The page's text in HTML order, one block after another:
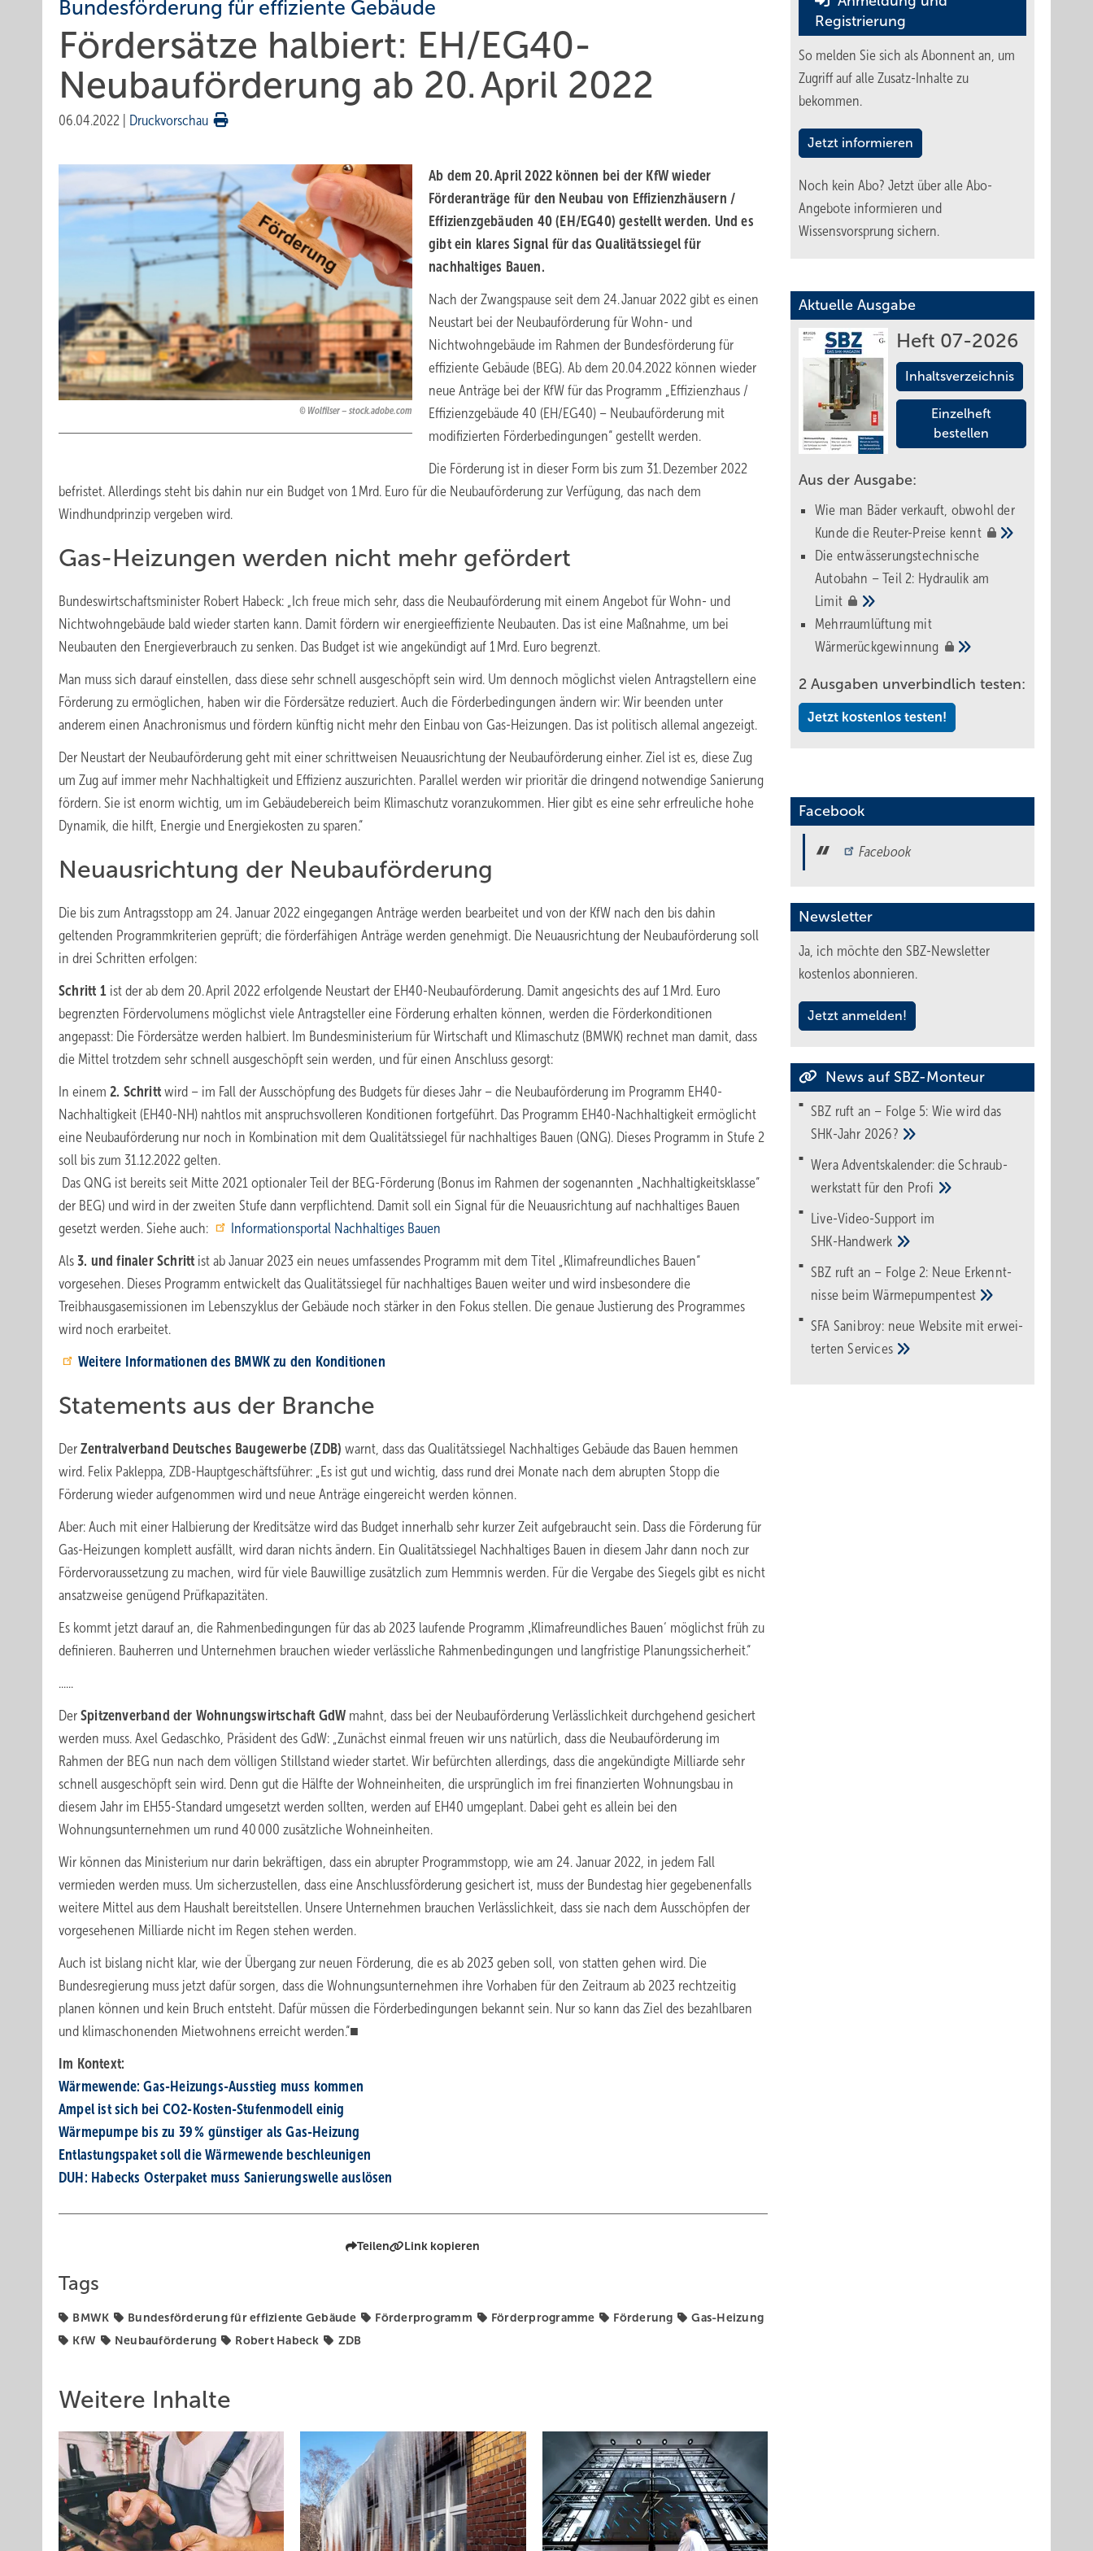
Bundesförderung für effiziente Gebäude
Fördersätze halbiert: EH/EG40-
Neubauförderung ab 20. April 2022
06.04.2022 Druckvorschau
Wolfilser – stock.adobe.com
Ab dem 20. April 2022 können bei der KfW wieder
Förderanträge für den Neubau von Effizienzhäusern /
Effizienzgebäuden 40 (EH/EG40) gestellt werden. Und es
gibt ein klares Signal für das Qualitätssiegel für
nachhaltiges Bauen.
Nach der Zwangspause seit dem 24. Januar 2022 gibt es einen
Neustart bei der Neubauförderung für Wohn- und
Nichtwohngebäude im Rahmen der Bundesförderung für
effiziente Gebäude (BEG). Ab dem 20.04.2022 können wieder
neue Anträge bei der KfW für das Programm „Effizienzhaus /
Effizienzgebäude 40 (EH/EG40) – Neubauförderung mit
modifizierten Förderbedingungen“ gestellt werden.
Die Förderung ist in dieser Form bis zum 31. Dezember 2022
befristet. Allerdings steht bis dahin nur ein Budget von 1 Mrd. Euro für die Neubauförderung zur Verfügung, das nach dem
Windhundprinzip vergeben wird.
Gas-Heizungen werden nicht mehr gefördert
Bundeswirtschaftsminister Robert Habeck: „Ich freue mich sehr, dass die Neubauförderung mit einem Angebot für Wohn- und
Nichtwohngebäude bald wieder starten kann. Damit fördern wir energieeffiziente Neubauten. Das ist eine Maßnahme, um bei
Neubauten den Energieverbrauch zu senken. Das Budget ist wie angekündigt auf 1 Mrd. Euro begrenzt.
Man muss sich darauf einstellen, dass diese sehr schnell ausgeschöpft sein wird. Um dennoch möglichst vielen Antragstellern eine
Förderung zu ermöglichen, haben wir die Fördersätze reduziert. Auch die Förderbedingungen ändern wir: Wir beenden unter
anderem einen Anachronismus und fördern künftig nicht mehr den Einbau von Gas-Heizungen. Das ist politisch allemal angezeigt.
Der Neustart der Neubauförderung geht mit einer schrittweisen Neuausrichtung der Neubauförderung einher. Ziel ist es, diese Zug
um Zug auf immer mehr Nachhaltigkeit und Effizienz auszurichten. Parallel werden wir prioritär die dringend notwendige Sanierung
fördern. Sie ist enorm wichtig, um im Gebäudebereich beim Klimaschutz voranzukommen. Hier gibt es eine sehr erfreuliche hohe
Dynamik, die hilft, Energie und Energiekosten zu sparen.“
Neuausrichtung der Neubauförderung
Die bis zum Antragsstopp am 24. Januar 2022 eingegangen Anträge werden bearbeitet und von der KfW nach den bis dahin
geltenden Programmkriterien geprüft; die förderfähigen Anträge werden genehmigt. Die Neuausrichtung der Neubauförderung soll
in drei Schritten erfolgen:
Schritt 1ist der ab dem 20. April 2022 erfolgende Neustart der EH40-Neubauförderung. Damit angesichts des auf 1 Mrd. Euro
begrenzten Fördervolumens möglichst viele Antragsteller eine Förderung erhalten können, werden die Förderkonditionen
angepasst: Die Fördersätze werden halbiert. Im Bundesministerium für Wirtschaft und Klimaschutz (BMWK) rechnet man damit, dass
die Mittel trotzdem sehr schnell ausgeschöpft sein werden, und für einen Anschluss gesorgt:
In einem 2. Schritt wird – im Fall der Ausschöpfung des Budgets für dieses Jahr – die Neubauförderung im Programm EH40-
Nachhaltigkeit (EH40-NH) nahtlos mit anspruchsvolleren Konditionen fortgeführt. Das Programm EH40-Nachhaltigkeit ermöglicht
eine Neubauförderung nur noch in Kombination mit dem Qualitätssiegel für nachhaltiges Bauen (QNG). Dieses Programm in Stufe 2
soll bis zum 31.12.2022 gelten.
Das QNG ist bereits seit Mitte 2021 optionaler Teil der BEG-Förderung (Bonus im Rahmen der sogenannten „Nachhaltigkeitsklasse“
der BEG) und wird in der zweiten Stufe dann verpflichtend. Damit soll ein Signal für die Neuausrichtung auf nachhaltiges Bauen
gesetzt werden. Siehe auch:
Informationsportal Nachhaltiges Bauen
Als 3. und finaler Schritt ist ab Januar 2023 ein neues umfassendes Programm mit dem Titel „Klimafreundliches Bauen“
vorgesehen. Dieses Programm entwickelt das Qualitätssiegel für nachhaltiges Bauen weiter und wird insbesondere die
Treibhausgasemissionen im Lebenszyklus der Gebäude noch stärker in den Fokus stellen. Die genaue Justierung des Programmes
wird noch erarbeitet.
Weitere Informationen des BMWK zu den Konditionen
Statements aus der Branche
Der Zentralverband Deutsches Baugewerbe (ZDB) warnt, dass das Qualitätssiegel Nachhaltiges Gebäude das Bauen hemmen
wird. Felix Pakleppa, ZDB-Hauptgeschäftsführer: „Es ist gut und wichtig, dass rund drei Monate nach dem abrupten Stopp die
Förderung wieder aufgenommen wird und neue Anträge eingereicht werden können.
Aber: Auch mit einer Halbierung der Kreditsätze wird das Budget innerhalb sehr kurzer Zeit aufgebraucht sein. Dass die Förderung für
Gas-Heizungen komplett ausfällt, wird daran nichts ändern. Ein Qualitätssiegel Nachhaltiges Bauen in diesem Jahr dann noch zur
Fördervoraussetzung zu machen, wird für viele Bauwillige zusätzlich zum Hemmnis werden. Für die Vergabe des Siegels gibt es nicht
ansatzweise genügend Prüfkapazitäten.
Es kommt jetzt darauf an, die Rahmenbedingungen für das ab 2023 laufende Programm ‚Klimafreundliches Bauen‘ möglichst früh zu
definieren. Bauherren und Unternehmen brauchen wieder verlässliche Rahmenbedingungen und langfristige Planungssicherheit.“
......
Der Spitzenverband der Wohnungswirtschaft GdW mahnt, dass bei der Neubauförderung Verlässlichkeit durchgehend gesichert
werden muss. Axel Gedaschko, Präsident des GdW: „Zunächst einmal freuen wir uns natürlich, dass die Neubauförderung im
Rahmen der BEG nun nach dem völligen Stillstand wieder startet. Wir befürchten allerdings, dass die angekündigte Milliarde sehr
schnell ausgeschöpft sein wird. Denn gut die Hälfte der Wohneinheiten, die ursprünglich im frei finanzierten Wohnungsbau in
diesem Jahr im EH55-Standard umgesetzt werden sollten, werden auf EH40 umgeplant. Dabei geht es allein bei den
Wohnungsunternehmen um rund 40 000 zusätzliche Wohneinheiten.
Wir können das Ministerium nur darin bekräftigen, dass ein abrupter Programmstopp, wie am 24. Januar 2022, in jedem Fall
vermieden werden muss. Um sicherzustellen, dass eine Anschlussförderung gesichert ist, muss der Bundestag hier gegebenenfalls
weitere Mittel aus dem Haushalt bereitstellen. Unsere Unternehmen brauchen Verlässlichkeit, dass sie nach dem Ausschöpfen der
vorgesehenen Milliarde nicht im Regen stehen werden.
Auch ist bislang nicht klar, wie der Übergang zur neuen Förderung, die es ab 2023 geben soll, von statten gehen wird. Die
Bundesregierung muss jetzt dafür sorgen, dass die Wohnungsunternehmen ihre Vorhaben für den Zeitraum ab 2023 rechtzeitig
planen können und kein Bruch entsteht. Dafür müssen die Förderbedingungen bekannt sein. Nur so kann das Ziel des bezahlbaren
und klimaschonenden Mietwohnens erreicht werden.“■
Im Kontext:
Wärmewende: Gas-Heizungs-Ausstieg muss kommen
Ampel ist sich bei CO2-Kosten-Stufenmodell einig
Wärmepumpe bis zu 39 % günstiger als Gas-Heizung
Entlastungspaket soll die Wärmewende beschleunigen
DUH: Habecks Osterpaket muss Sanierungswelle auslösen
Teilen Link kopieren
Tags
BMWK Bundesförderung für effiziente Gebäude Förderprogramm Förderprogramme Förderung
Gas-Heizung
KfW
Neubauförderung Robert Habeck ZDB
Weitere Inhalte
Registrierung
So melden Sie sich als Abonnent an, um
Zugriff auf alle Zusatz-Inhalte zu
bekommen.
Jetzt informieren
Noch kein Abo? Jetzt über alle Abo-
Angebote informieren und
Wissensvorsprung sichern.
Aktuelle Ausgabe
Heft 07-2026
Inhaltsverzeichnis
Einzelheft
bestellen
Aus der Ausgabe:
Wie man Bäder verkauft, obwohl der
Kunde die Reuter-Preise kennt
Die entwässerungstechnische
Autobahn – Teil 2: Hydraulik am
Limit
Mehrraumlüftung mit
Wärmerückgewinnung
2 Ausgaben unverbindlich testen:
Jetzt kostenlos testen!
Facebook
Facebook
Newsletter
Ja, ich möchte den SBZ-Newsletter
kostenlos abonnieren.
Jetzt anmelden!
News auf SBZ-Monteur
SBZ ruft an – Folge 5: Wie wird das
SHK-Jahr 2026?
Wera Adventskalender: die Schraub­
werk­statt für den Pro­fi
Live-Video-Support im
SHK-Handwerk
SBZ ruft an – Folge 2: Neue Erkennt­
nisse beimWärme­pumpen­test
SFA Sanibroy: neue Web­site mit erwei­
tertenServices